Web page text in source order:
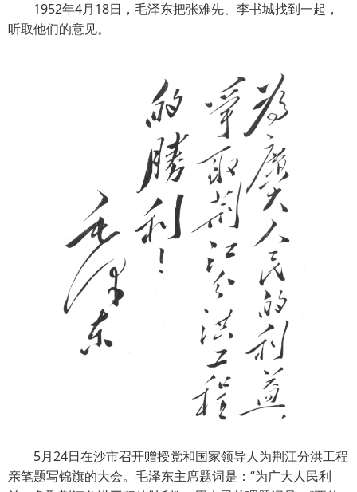
1952年4月18日，毛泽东把张难先、李书城找到一起，
听取他们的意见。
5月24日在沙市召开赠授党和国家领导人为荆江分洪工程
亲笔题写锦旗的大会。毛泽东主席题词是：“为广大人民利